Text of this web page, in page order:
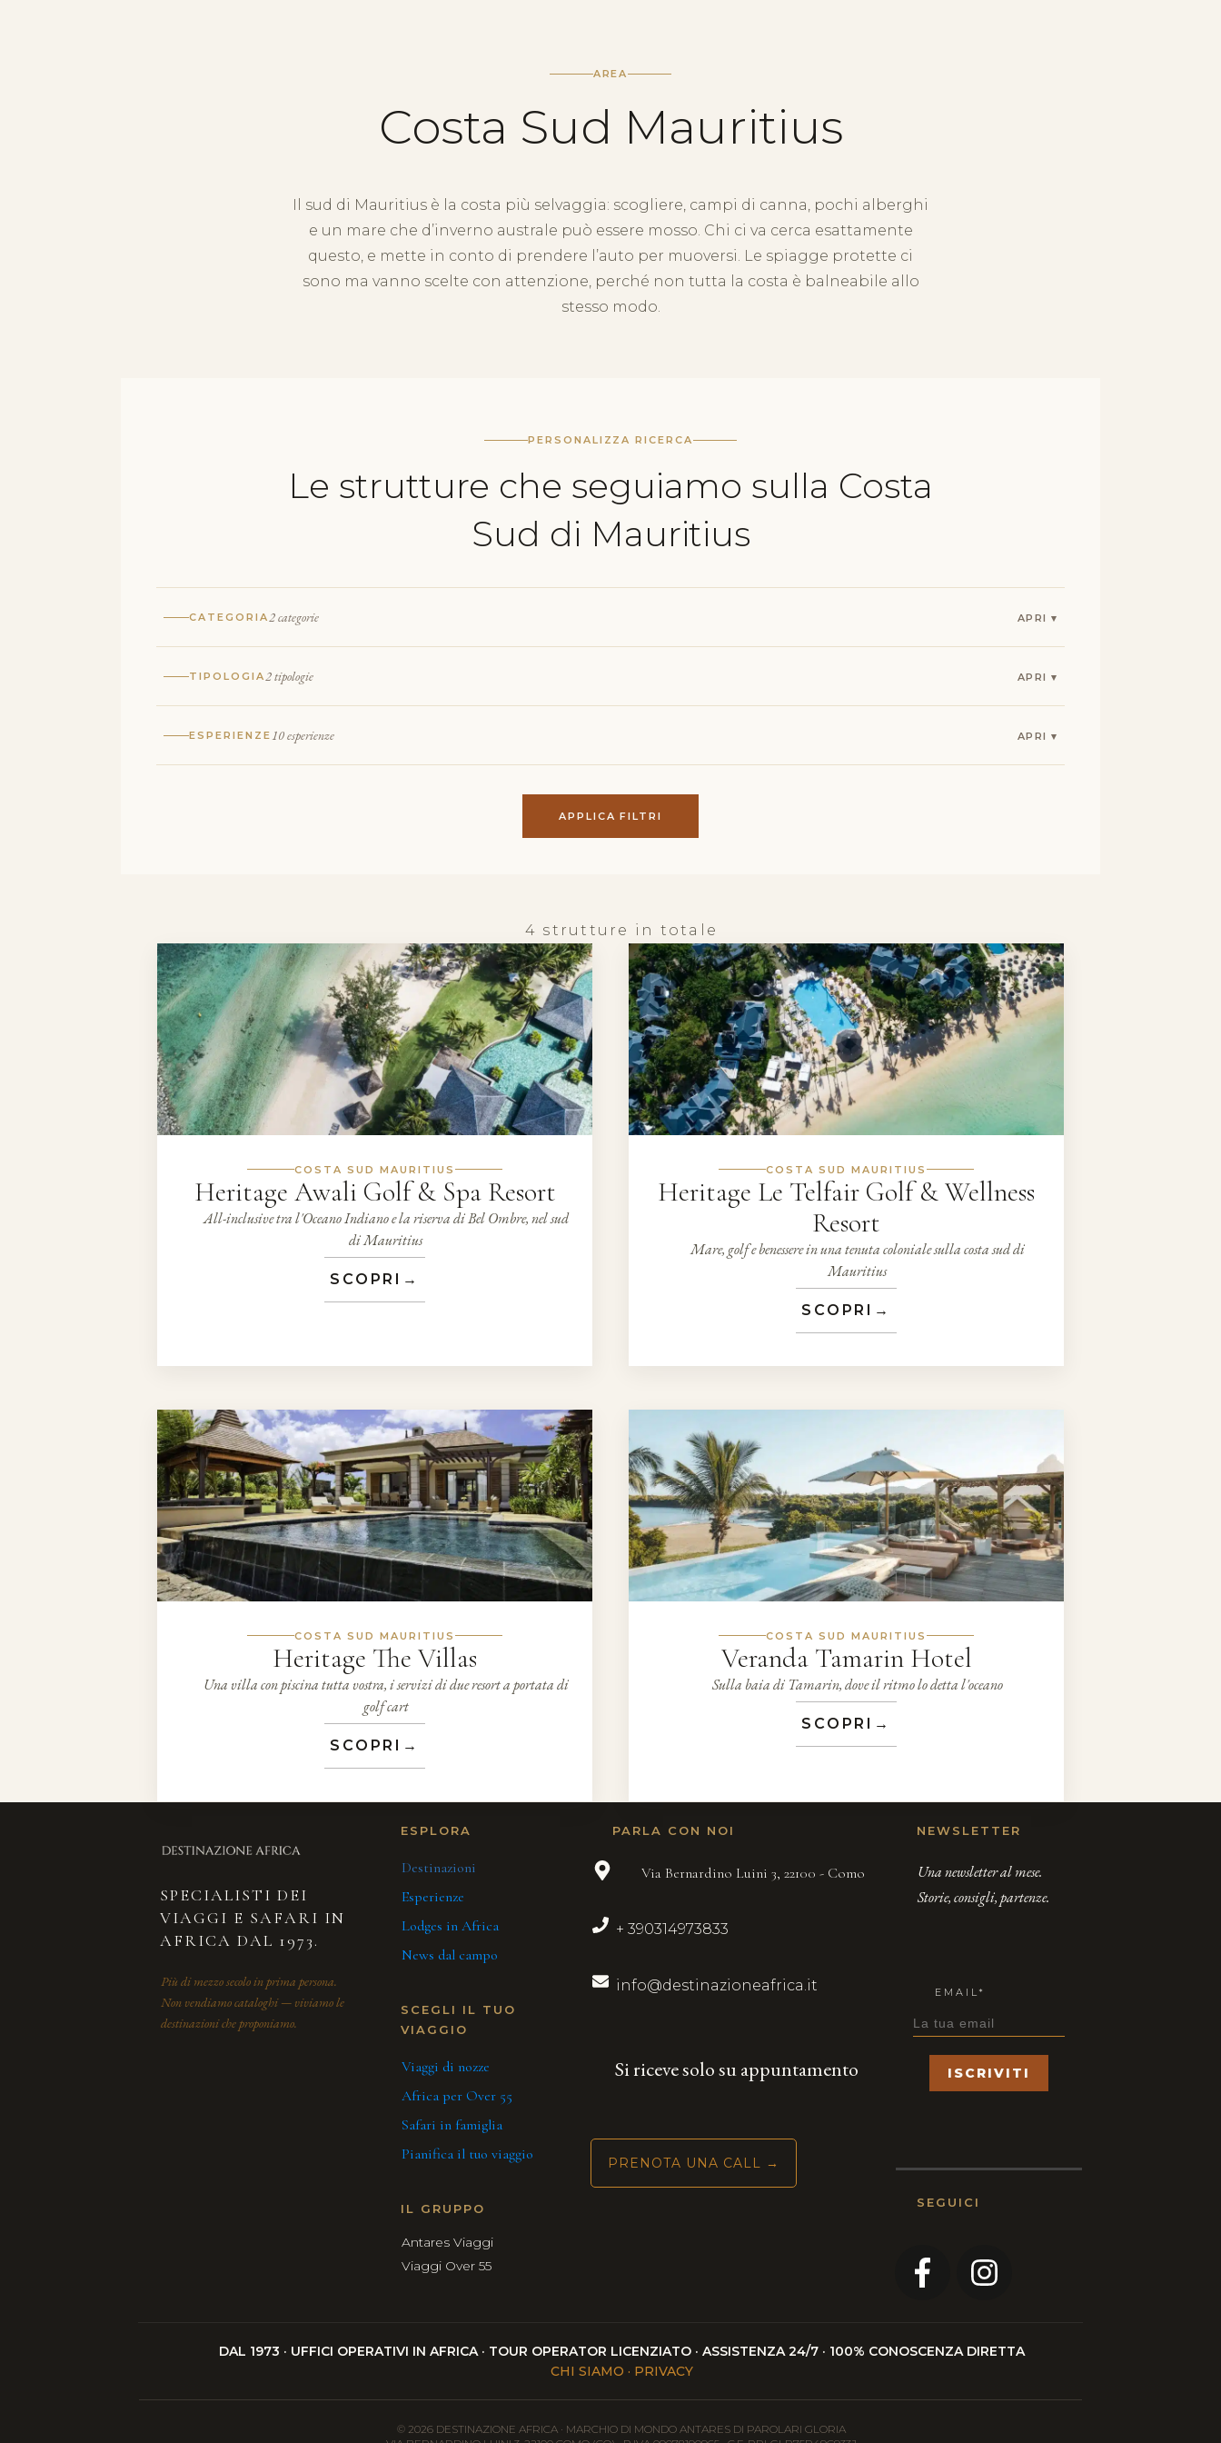
AREA
Costa Sud Mauritius
Il sud di Mauritius è la costa più selvaggia: scogliere, campi di canna, pochi alberghi
e un mare che d’inverno australe può essere mosso. Chi ci va cerca esattamente
questo, e mette in conto di prendere l’auto per muoversi. Le spiagge protette ci
sono ma vanno scelte con attenzione, perché non tutta la costa è balneabile allo
stesso modo.
PERSONALIZZA RICERCA
Le strutture che seguiamo sulla Costa
Sud di Mauritius
CATEGORIA 2 categorie
TIPOLOGIA 2 tipologie
ESPERIENZE 10 esperienze
APPLICA FILTRI
4 strutture in totale
COSTA SUD MAURITIUS
Heritage Awali Golf & Spa Resort
All-inclusive tra l'Oceano Indiano e la riserva di Bel Ombre, nel sud
di Mauritius
SCOPRI →
COSTA SUD MAURITIUS
Heritage Le Telfair Golf & Wellness
Resort
Mare, golf e benessere in una tenuta coloniale sulla costa sud di
Mauritius
SCOPRI →
COSTA SUD MAURITIUS
Heritage The Villas
Una villa con piscina tutta vostra, i servizi di due resort a portata di
golf cart
SCOPRI →
COSTA SUD MAURITIUS
Veranda Tamarin Hotel
Sulla baia di Tamarin, dove il ritmo lo detta l'oceano
SCOPRI →
SPECIALISTI DEI
VIAGGI E SAFARI IN
AFRICA DAL 1973.
Più di mezzo secolo in prima persona.
Non vendiamo cataloghi — viviamo le
destinazioni che proponiamo.
ESPLORA
Destinazioni
Esperienze
Lodges in Africa
News dal campo
SCEGLI IL TUO
VIAGGIO
Viaggi di nozze
Africa per Over 55
Safari in famiglia
Pianifica il tuo viaggio
IL GRUPPO
Antares Viaggi
Viaggi Over 55
PARLA CON NOI
Via Bernardino Luini 3, 22100 - Como
+ 390314973833
info@destinazioneafrica.it
Si riceve solo su appuntamento
PRENOTA UNA CALL →
NEWSLETTER
Una newsletter al mese.
Storie, consigli, partenze.
EMAIL*
ISCRIVITI
SEGUICI
DAL 1973 · UFFICI OPERATIVI IN AFRICA · TOUR OPERATOR LICENZIATO · ASSISTENZA 24/7 · 100% CONOSCENZA DIRETTA
CHI SIAMO · PRIVACY
© 2026 DESTINAZIONE AFRICA · MARCHIO DI MONDO ANTARES DI PAROLARI GLORIA